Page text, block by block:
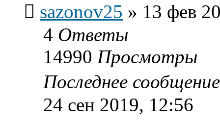
sazonov25 » 13 фев
4 Ответы
14990 Просмотры
Последнее
24 сен 2019, 12:56